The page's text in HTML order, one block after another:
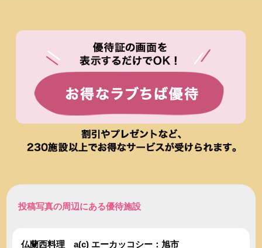
投稿写真の周辺にある優待施設
仏蘭西料理 a(c) エーカッコシー：旭市